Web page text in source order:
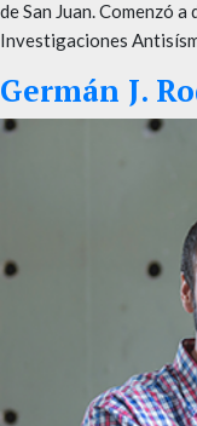
de San Juan. Comenzó
Investigaciones
Germán J.